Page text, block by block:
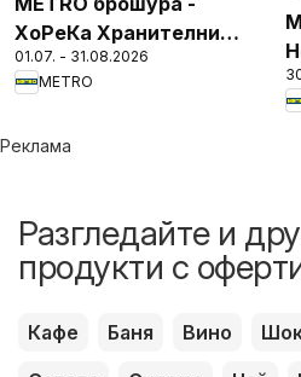
ХоРеКа Хранителни
стоки
01.07. - 31.08.2026
METRO
Реклама
Разгледайте и
продукти с
Кафе Баня Вино